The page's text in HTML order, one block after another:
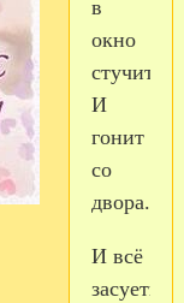
в
окно
стучится
И
гонит
со
двора.
И всё